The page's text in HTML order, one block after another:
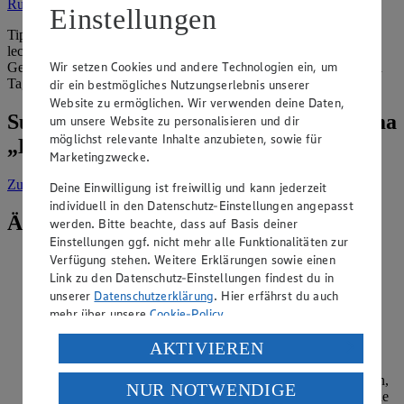
Rucola kaufen und lagern
Tipp: Probieren Sie unser veganes Fitness-Rezept aus. Unser
leckerer
Gemüse. Der Smoothie sorgt für einen vitaminreichen Start in den
Tag – und ist in nur 15 Minuten fertig!
Suche weitere Tipps & Tricks zum Thema
„Kochen“
Zur Suchevorgefiltert nach Kategorie: Kochen
Ähnliche Inhalte
Mit welchen Methoden kann man Eier
trennen?
Kategorie:Kochen
Um Eier zu trennen, können Sie Ihre Hände, eine Flasche
oder einen Trichter verwenden. Mit den Händen lassen Sie
das Eigelb vorsichtig von einer Eihälfte in die andere gleiten,
bis das Eiweiß in die Schüssel tropft. Mit einer Plastikflasche
Einstellungen
Wir setzen Cookies und andere Technologien ein, um
dir ein bestmögliches Nutzungserlebnis unserer
Website zu ermöglichen. Wir verwenden deine Daten,
um unsere Website zu personalisieren und dir
möglichst relevante Inhalte anzubieten, sowie für
Marketingzwecke.
Deine Einwilligung ist freiwillig und kann jederzeit
individuell in den Datenschutz-Einstellungen angepasst
werden. Bitte beachte, dass auf Basis deiner
Einstellungen ggf. nicht mehr alle Funktionalitäten zur
Verfügung stehen. Weitere Erklärungen sowie einen
Link zu den Datenschutz-Einstellungen findest du in
unserer Datenschutzerklärung. Hier erfährst du auch
mehr über unsereCookie-Policy.
Verarbeitung deiner personenbezogenen Daten in den
USA durch Facebook und YouTube:
Wenn du auf „Aktivieren“ klickst, willigst du im Sinne
AKTIVIEREN
NUR NOTWENDIGE